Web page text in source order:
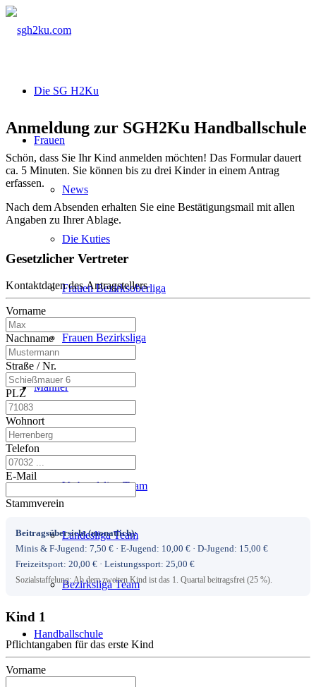
Die SG H2Ku
Frauen
News
Die Kuties
Frauen Bezirksoberliga
Frauen Bezirksliga
Männer
Verbandsliga Team
Landesliga Team
Bezirksliga Team
Handballschule
Anmeldung zur SGH2Ku Handballschule
Schön, dass Sie Ihr Kind anmelden möchten! Das Formular dauert
ca. 5 Minuten. Sie können bis zu drei Kinder in einem Antrag
erfassen.
Nach dem Absenden erhalten Sie eine Bestätigungsmail mit allen
Angaben zu Ihrer Ablage.
Gesetzlicher Vertreter
Kontaktdaten des Antragstellers
Vorname
Nachname
Straße / Nr.
PLZ
Wohnort
Telefon
E-Mail
Stammverein
Beitragsübersicht (monatlich):
Minis & F-Jugend: 7,50 € · E-Jugend: 10,00 € · D-Jugend: 15,00 €
Freizeitsport: 20,00 € · Leistungssport: 25,00 €
Sozialstaffelung: Ab dem zweiten Kind ist das 1. Quartal beitragsfrei (25 %).
Kind 1
Pflichtangaben für das erste Kind
Vorname